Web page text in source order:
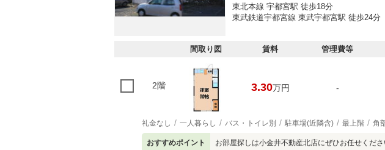
東北本線 宇都宮駅 徒歩18分
東武鉄道宇都宮線 東武宇都宮駅 徒歩24分
間取り図 賃料 管理費等
2階 3.30万円 -
礼金なし 一人暮らし バス・トイレ別 駐車場(近隣含) 最上階 角
おすすめポイント お部屋探しは小金井不動産北店にぜひお任せくだ